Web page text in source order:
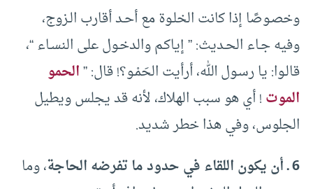
وخصـوصًا إذا كانت الخلـوة مع أحـد أقارب الـزوج،
وفيه جـاء الحـديث: ” إياكـم والدخـول على النسـاء “،
قالـوا: يا رسـول الله، أرأيت الحَمْـو؟! قال: ”الحمو
الموت! أي هو سبب الهلاك، لأنه قد يجلس ويطيل
الجلوس، وفي هذا خطر شديد.
6 ـ أن يكون اللقاء في حدود ما تفرضه الحاجة
، وما